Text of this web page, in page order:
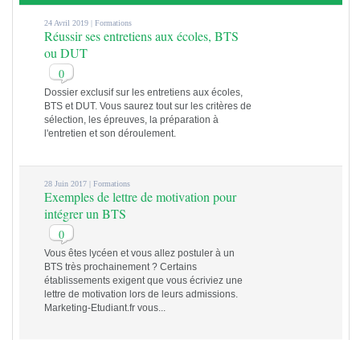
24 Avril 2019 |Formations
Réussir ses entretiens aux écoles, BTS
ou DUT
0
Dossier exclusif sur les entretiens aux écoles,
BTS et DUT. Vous saurez tout sur les critères de
sélection, les épreuves, la préparation à
l'entretien et son déroulement.
28 Juin 2017 |Formations
Exemples de lettre de motivation pour
intégrer un BTS
0
Vous êtes lycéen et vous allez postuler à un
BTS très prochainement ? Certains
établissements exigent que vous écriviez une
lettre de motivation lors de leurs admissions.
Marketing-Etudiant.fr vous...